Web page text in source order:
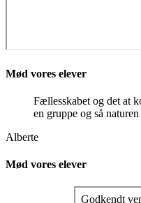
Mød vores elever
Fællesskabet og det at
en gruppe og så
Alberte
Mød vores elever